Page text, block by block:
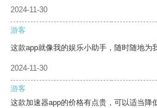
2024-11-30
游客
这款app就像我的娱乐小助手，随时随地为
2024-11-30
游客
这款加速器app的价格有点贵，可以适当降